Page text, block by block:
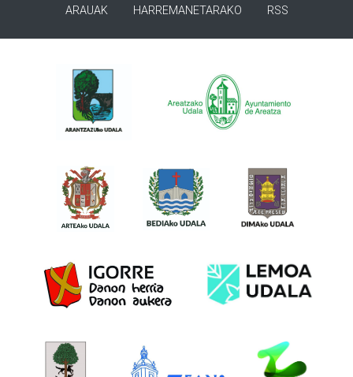
ARAUAK HARREMANETARAKO RSS